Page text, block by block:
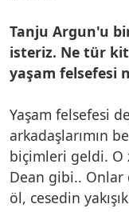
Tanju Argun'u
isteriz. Ne tür
yaşam felsefesi
Yaşam felsefesi
arkadaşlarımın
biçimleri geldi. O
Dean gibi.. Onlar
öl, cesedin